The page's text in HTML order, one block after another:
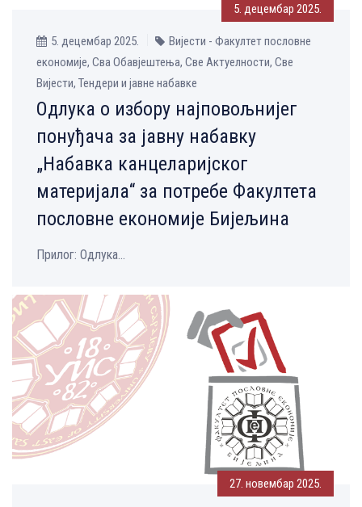
5. децембар 2025.
5. децембар 2025.
Вијести - Факултет пословне
економије, Сва Обавјештења, Све Aктуелности, Све
Вијести, Тендери и јавне набавке
Одлука о избору најповољнијег
понуђача за јавну набавку
„Набавка канцеларијског
материјала“ за потребе Факултета
пословне економије Бијељина
Прилог: Одлука...
27. новембар 2025.